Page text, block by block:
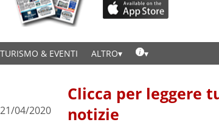
TURISMO & EVENTI ALTRO
21/04/2020
Clicca per leggere
notizie